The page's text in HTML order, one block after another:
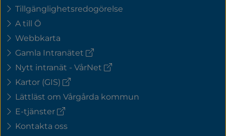
Tillgänglighetsredogörelse
A till Ö
Webbkarta
Gamla Intranätet (extern
länk)
Nytt intranät - VårNet (extern
Kartor (GIS) (extern
länk)
Lättläst om Vårgårda kommun
E-tjänster (extern
Kontakta oss